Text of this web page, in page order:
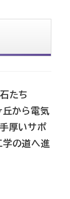
たち
から電気
厚いサポ
学の道へ進